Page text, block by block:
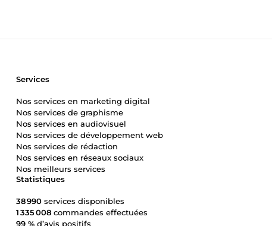
Statistiques
38 990 services disponibles
1 335 008 commandes effectuées
99 % d’avis positifs
Services
Nos services en marketing digital
Nos services de graphisme
Nos services en audiovisuel
Nos services de développement web
Nos services de rédaction
Nos services en réseaux sociaux
Nos meilleurs services